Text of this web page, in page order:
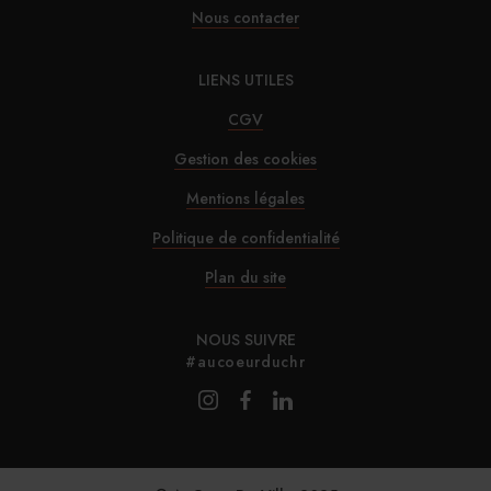
Nous contacter
LIENS UTILES
CGV
Gestion des cookies
Mentions légales
Politique de confidentialité
Plan du site
NOUS SUIVRE
#aucoeurduchr